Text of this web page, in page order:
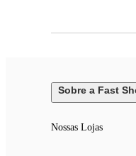
Sobre a Fast
Nossas Lojas